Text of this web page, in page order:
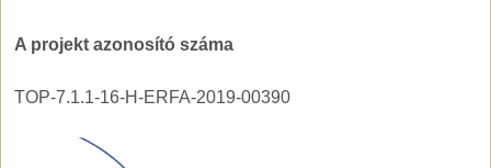
A projekt azonosító száma
TOP-7.1.1-16-H-ERFA-2019-00390